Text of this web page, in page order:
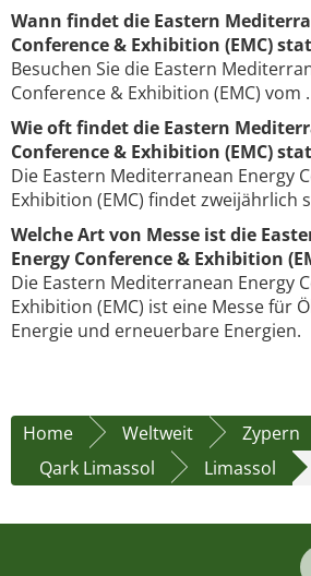
Wann findet die Eastern
Conference & Exhibition (EMC)
Besuchen Sie die Eastern
Conference & Exhibition (EMC) vom .
Wie oft findet die Eastern
Conference & Exhibition (EMC)
Die Eastern Mediterranean Energy
Exhibition (EMC) findet zweijährlich
Welche Art von Messe ist die
Energy Conference & Exhibition
Die Eastern Mediterranean Energy
Exhibition (EMC) ist eine Messe für
Energie und erneuerbare Energien.
Home Weltweit
Zypern
Qark Limassol
Limassol